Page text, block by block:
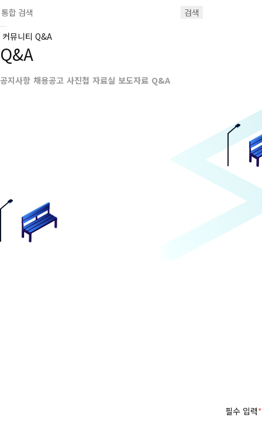
검색
커뮤니티 Q&A
Q&A
공지사항 채용공고 사진첩 자료실 보도자료 Q&A
필수 입력*